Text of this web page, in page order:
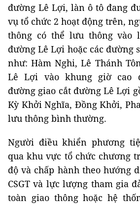
đường Lê Lợi, làn ô tô đang
vụ tổ chức 2 hoạt động trên,
thông có thể lưu thông vào
đường Lê Lợi hoặc các đường
như: Hàm Nghi, Lê Thánh
Lê Lợi vào khung giờ cao
đường giao cắt đường Lê Lợi
Kỳ Khởi Nghĩa, Đồng Khởi,
lưu thông bình thường.
Người điều khiển phương
qua khu vực tổ chức chương
độ và chấp hành theo hướng
CSGT và lực lượng tham gia
toàn giao thông hoặc hệ